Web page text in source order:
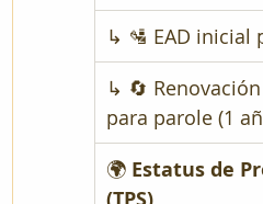
↳ 🛂 EAD inicial
↳ 🔄
para parole (1
🌍 Estatus de